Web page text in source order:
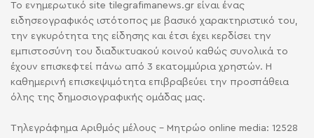
Το ενημερωτικό site tilegrafimanews.gr είναι ένας
ειδησεογραφικός ιστότοπος με βασικό χαρακτηριστικό του,
την εγκυρότητα της είδησης και έτσι έχει κερδίσει την
εμπιστοσύνη του διαδικτυακού κοινού καθώς συνολικά το
έχουν επισκεφτεί πάνω από 3 εκατομμύρια χρηστών. Η
καθημερινή επισκεψιμότητα επιβραβεύει την προσπάθεια
όλης της δημοσιογραφικής ομάδας μας.
Τηλεγράφημα Αριθμός μέλους - Μητρώο online media: 12528